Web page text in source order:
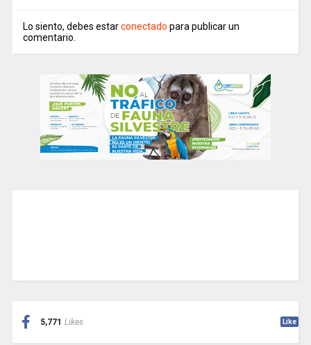
Lo siento, debes estarconectado para publicar un
comentario.
5,771 Likes Like